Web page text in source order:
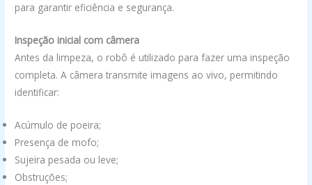
para garantir eficiência e segurança.
Inspeção inicial com câmera
Antes da limpeza, o robô é utilizado para fazer uma inspeção
completa. A câmera transmite imagens ao vivo, permitindo
identificar:
Acúmulo de poeira;
Presença de mofo;
Sujeira pesada ou leve;
Obstruções;